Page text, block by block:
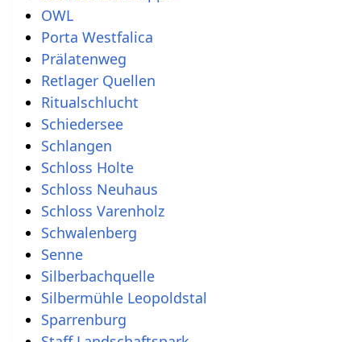
OWL‏‎
Schiedersee‏‎
Schloss Holte‏‎
Schloss Varenholz‏‎
Senne‏‎
Silberbachquelle‏‎